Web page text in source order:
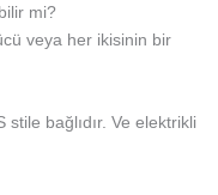
mi?
veya her ikisinin bir
bağlıdır. Ve elektrikli